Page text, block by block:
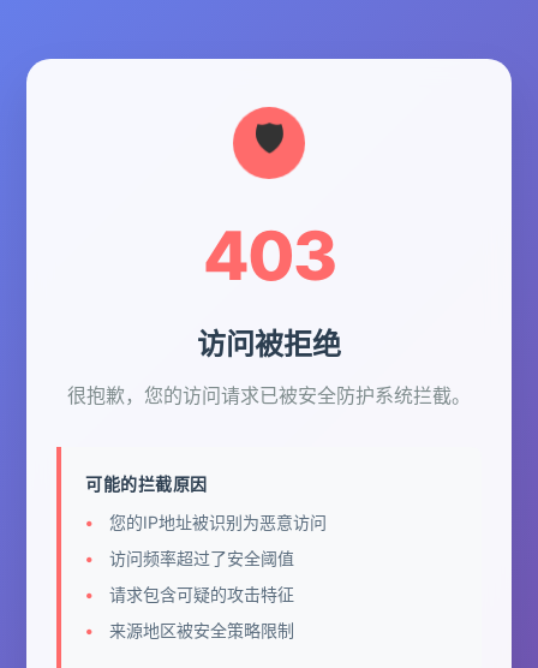
403
访问被拒绝
很抱歉，您的访问请求已被安全防护系统拦截。
可能的拦截原因
您的IP地址被识别为恶意访问
访问频率超过了安全阈值
请求包含可疑的攻击特征
来源地区被安全策略限制